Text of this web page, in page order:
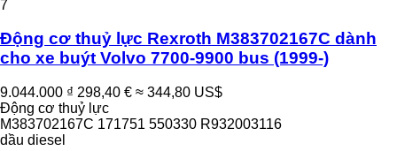
7
Động cơ thuỷ lực Rexroth M383702167C dành
cho xe buýt Volvo 7700-9900 bus (1999-)
9.044.000 ₫ 298,40 € ≈ 344,80 US$
Động cơ thuỷ lực
M383702167C 171751 550330 R932003116
dầu diesel